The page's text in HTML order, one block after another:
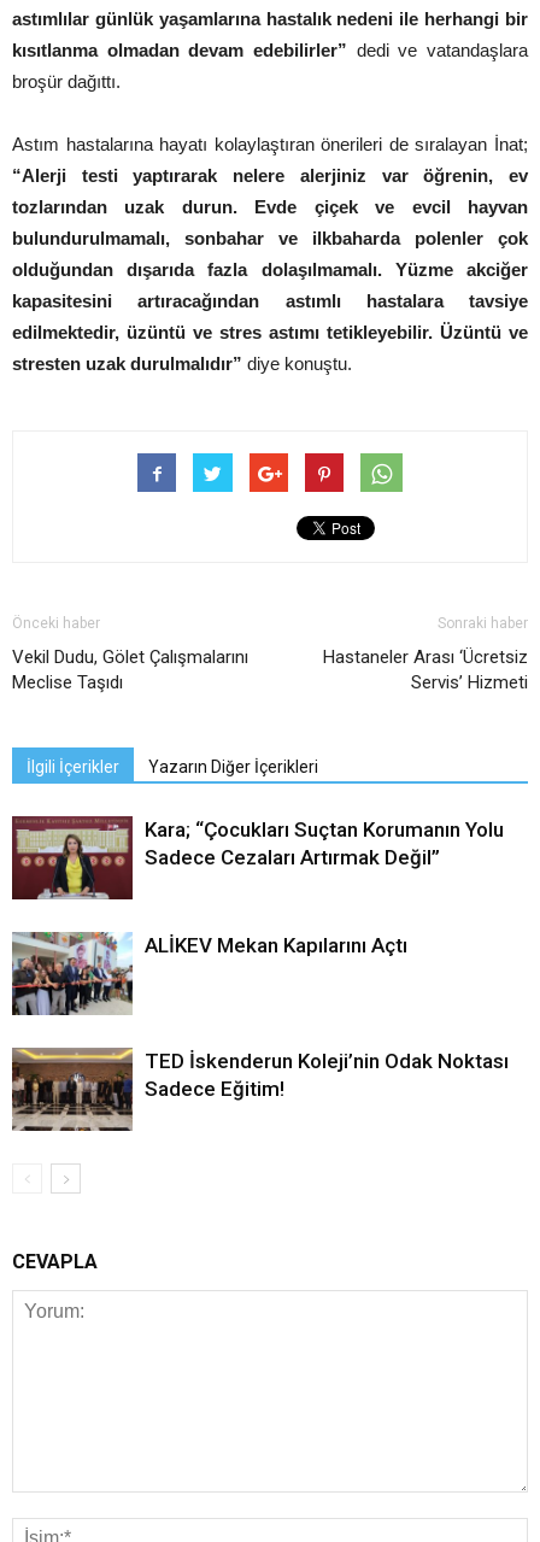
astımlılar günlük yaşamlarına hastalık nedeni ile herhangi bir
kısıtlanma olmadan devam edebilirler” dedi ve vatandaşlara
broşür dağıttı.
Astım hastalarına hayatı kolaylaştıran önerileri de sıralayan İnat;
“Alerji testi yaptırarak nelere alerjiniz var öğrenin, ev
tozlarından uzak durun. Evde çiçek ve evcil hayvan
bulundurulmamalı, sonbahar ve ilkbaharda polenler çok
olduğundan dışarıda fazla dolaşılmamalı. Yüzme akciğer
kapasitesini artıracağından astımlı hastalara tavsiye
edilmektedir, üzüntü ve stres astımı tetikleyebilir. Üzüntü ve
stresten uzak durulmalıdır” diye konuştu.
Önceki haber
Vekil Dudu, Gölet Çalışmalarını
Meclise Taşıdı
Sonraki haber
Hastaneler Arası ‘Ücretsiz
Servis’ Hizmeti
İlgili İçerikler Yazarın Diğer İçerikleri
Kara; “Çocukları Suçtan Korumanın Yolu
Sadece Cezaları Artırmak Değil”
ALİKEV Mekan Kapılarını Açtı
TED İskenderun Koleji’nin Odak Noktası
Sadece Eğitim!
CEVAPLA